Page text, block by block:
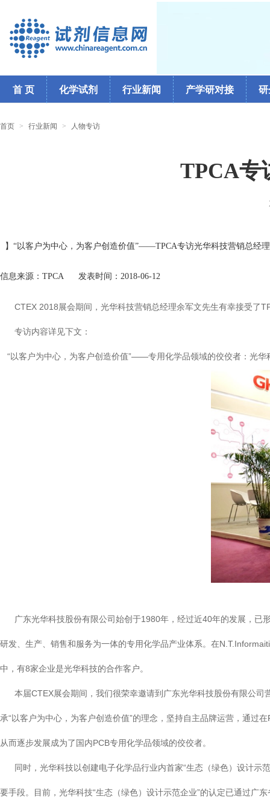
首 页 化学试剂 行业新闻 产学研对接 研
首页 > 行业新闻 > 人物专访
TPCA专
】“以客户为中心，为客户创造价值”——TPCA专访光华科技营销总经
信息来源：TPCA 发表时间：2018-06-12
CTEX 2018展会期间，光华科技营销总经理余军文先生有幸接受了
专访内容详见下文：
“以客户为中心，为客户创造价值”——专用化学品领域的佼佼者：光华
广东光华科技股份有限公司始创于1980年，经过近40年的发展，已
研发、生产、销售和服务为一体的专用化学品产业体系。在
中，有8家企业是光华科技的合作客户。
本届CTEX展会期间，我们很荣幸邀请到广东光华科技股份有限公司
承“以客户为中心，为客户创造价值”的理念，坚持自主品牌运营，通过
从而逐步发展成为了国内PCB专用化学品领域的佼佼者。
同时，光华科技以创建电子化学品行业内首家“生态（绿色）设计示
要手段。目前，光华科技“生态（绿色）设计示范企业”的认定已通过广